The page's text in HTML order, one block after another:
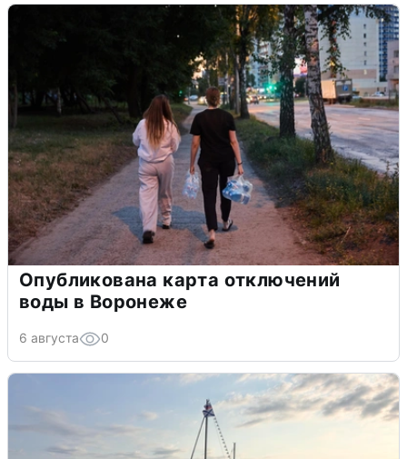
Опубликована карта отключений
воды в Воронеже
6 августа 0